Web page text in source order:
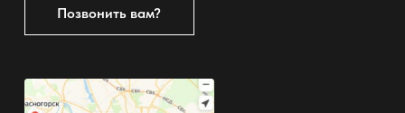
Позвонить вам?